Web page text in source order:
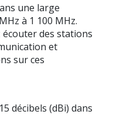
une large
à 1 100 MHz.
des stations
et
sur ces
décibels (dBi) dans